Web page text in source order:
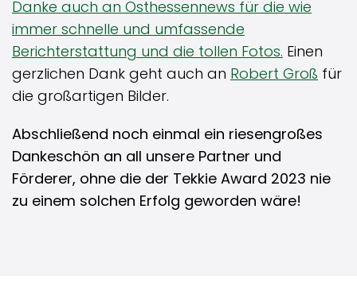
Danke auch an Osthessennews für die wie
immer schnelle und umfassende
Berichterstattung und die tollen Fotos. Einen
gerzlichen Dank geht auch an Robert Groß für
die großartigen Bilder.
Abschließend noch einmal ein riesengroßes
Dankeschön an all unsere Partner und
Förderer, ohne die der Tekkie Award 2023 nie
zu einem solchen Erfolg geworden wäre!